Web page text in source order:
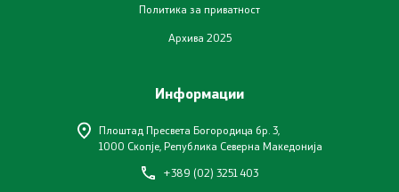
Завршени јавни огласи
Завршени конкурси
Политика за приватност
Архива 2025
Информации
Плоштад Пресвета Богородица бр. 3,
1000 Скопје, Република Северна Македонија
+389 (02) 3251 403